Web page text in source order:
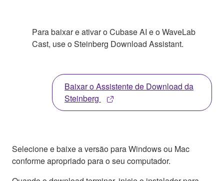
Para baixar e ativar o Cubase AI e o WaveLab
Cast, use o Steinberg Download Assistant.
Baixar o Assistente de Download da
Steinberg
Selecione e baixe a versão para Windows ou Mac
conforme apropriado para o seu computador.